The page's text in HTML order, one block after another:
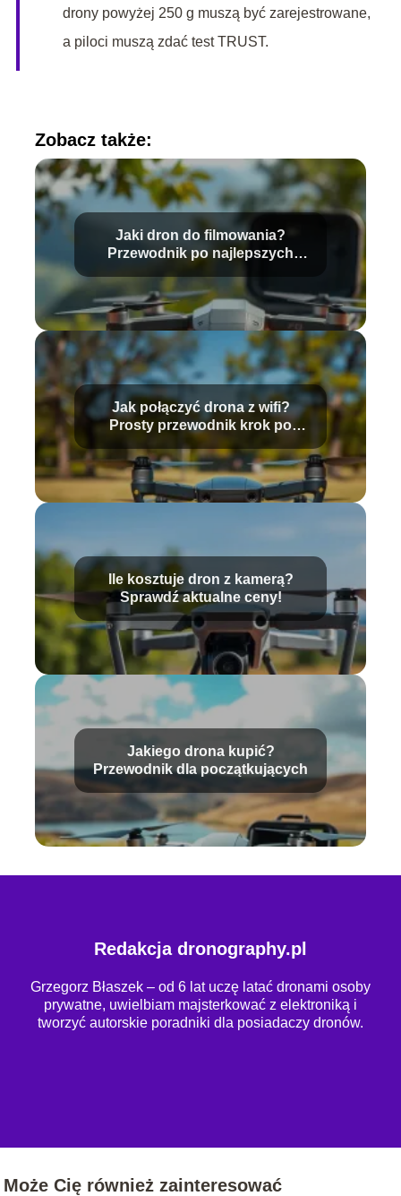
drony powyżej 250 g muszą być zarejestrowane,
a piloci muszą zdać test TRUST.
Zobacz także:
Jaki dron do filmowania?
Przewodnik po najlepszych
Jak połączyć drona z wifi?
Prosty przewodnik krok po
kroku
Ile kosztuje dron z kamerą?
Sprawdź aktualne ceny!
Jakiego drona kupić?
Przewodnik dla początkujących
Redakcja dronography.pl
Grzegorz Błaszek – od 6 lat uczę latać dronami osoby
prywatne, uwielbiam majsterkować z elektroniką i
tworzyć autorskie poradniki dla posiadaczy dronów.
Może Cię również zainteresować